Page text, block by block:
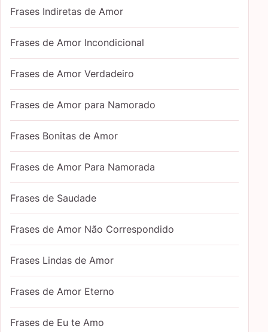
Frases Indiretas de Amor
Frases de Amor Incondicional
Frases de Amor Verdadeiro
Frases de Amor para Namorado
Frases Bonitas de Amor
Frases de Amor Para Namorada
Frases de Saudade
Frases de Amor Não Correspondido
Frases Lindas de Amor
Frases de Amor Eterno
Frases de Eu te Amo